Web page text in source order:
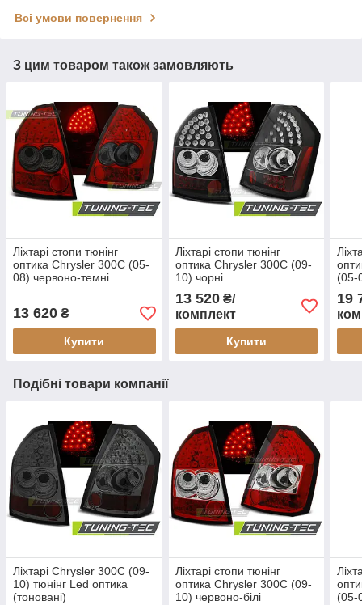
Всі умови повернення
З цим товаром також замовляють
Ліхтарі стопи тюнінг
оптика Chrysler 300C (05-
08) червоно-темні
13 620 ₴
Купити
Ліхтарі стопи тюнінг
оптика Chrysler 300C (09-
10) чорні
13 520₴/
комплект
Купити
(05-
19
Подібні товари компанії
Ліхтарі Chrysler 300C (09-
10) тюнінг Led оптика
(тоновані)
Ліхтарі стопи тюнінг
оптика Chrysler 300C (09-
10) червоно-білі
(05-